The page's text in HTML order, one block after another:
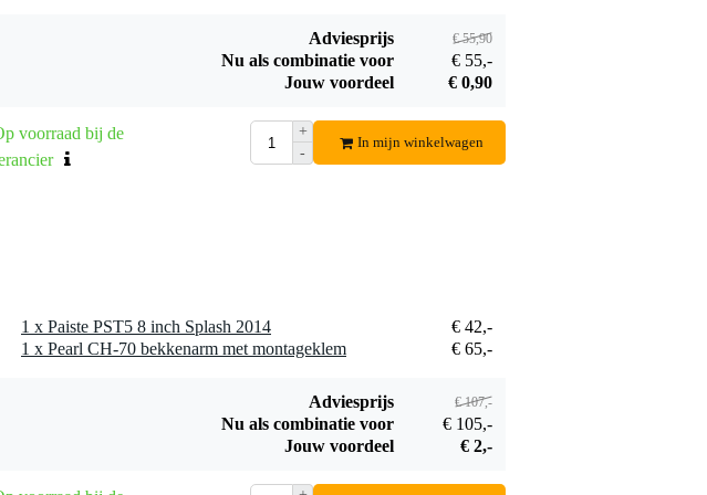
Protection Racket
6022-00 standaard
22 inch bekkentas
zwart Bestel mee
Adviesprijs € 55,90
Nu als combinatie voor
€ 55,-
Jouw voordeel
€ 0,90
voorraad bij de
+
-
In mijn winkelwagen
1 x Paiste PST5 8 inch Splash 2014
€ 42,-
1 x Pearl CH-70 bekkenarm met montageklem
€ 65,-
Adviesprijs € 107,-
Nu als combinatie voor
€ 105,-
Jouw voordeel
€ 2,-